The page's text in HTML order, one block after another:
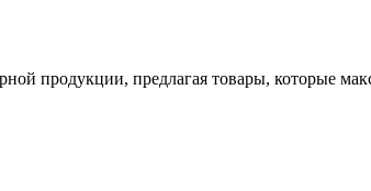
продукции, предлагая товары, которые